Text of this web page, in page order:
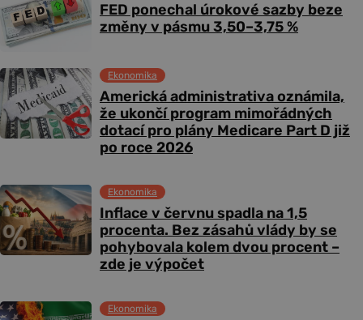
FED ponechal úrokové sazby beze
změny v pásmu 3,50–3,75 %
Americká administrativa oznámila,
že ukončí program mimořádných
dotací pro plány Medicare Part D již
po roce 2026
Ekonomika
Inflace v červnu spadla na 1,5
procenta. Bez zásahů vlády by se
pohybovala kolem dvou procent –
zde je výpočet
Ekonomika
Ekonomika